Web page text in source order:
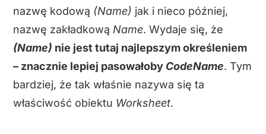
nazwę kodową (Name) jak i nieco później,
nazwę zakładkowąName. Wydaje się, że
(Name) nie jest tutaj najlepszym określeniem
– znacznie lepiej pasowałoby CodeName. Tym
bardziej, że tak właśnie nazywa się ta
właściwość obiektu Worksheet.